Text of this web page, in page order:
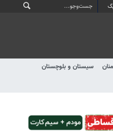
سیستان و بلوچستان